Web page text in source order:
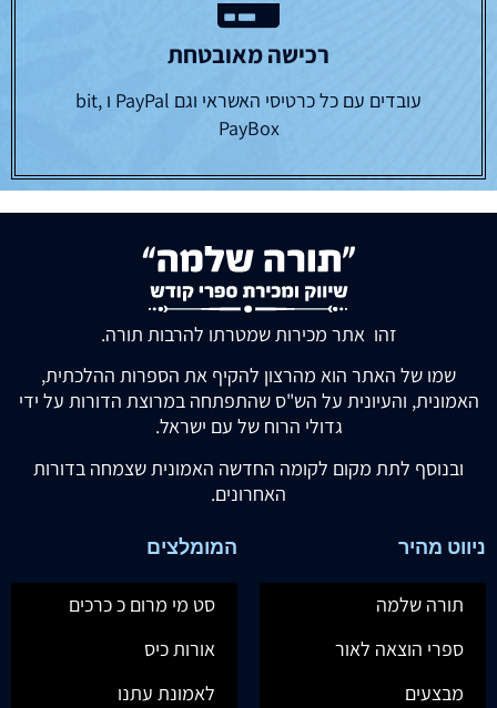
רכישה מאובטחת
עובדים עם כל כרטיסי האשראי וגם PayPal ו bit,
PayBox
זהו אתר מכירות שמטרתו להרבות תורה.
שמו של האתר הוא מהרצון להקיף את הספרות ההלכתית,
האמונית, והעיונית על הש"ס שהתפתחה במרוצת הדורות על ידי
גדולי הרוח של עם ישראל.
ובנוסף לתת מקום לקומה החדשה האמונית שצמחה בדורות
האחרונים.
ניווט מהיר
תורה שלמה
ספרי הוצאה לאור
מבצעים
המומלצים
סט מי מרום כ כרכים
אורות כיס
לאמונת עתנו